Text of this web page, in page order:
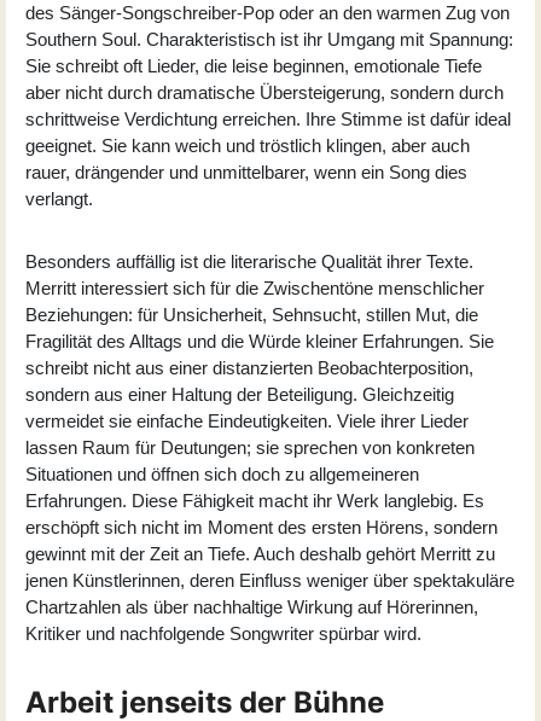
des Sänger-Songschreiber-Pop oder an den warmen Zug von
Southern Soul. Charakteristisch ist ihr Umgang mit Spannung:
Sie schreibt oft Lieder, die leise beginnen, emotionale Tiefe
aber nicht durch dramatische Übersteigerung, sondern durch
schrittweise Verdichtung erreichen. Ihre Stimme ist dafür ideal
geeignet. Sie kann weich und tröstlich klingen, aber auch
rauer, drängender und unmittelbarer, wenn ein Song dies
verlangt.
Besonders auffällig ist die literarische Qualität ihrer Texte.
Merritt interessiert sich für die Zwischentöne menschlicher
Beziehungen: für Unsicherheit, Sehnsucht, stillen Mut, die
Fragilität des Alltags und die Würde kleiner Erfahrungen. Sie
schreibt nicht aus einer distanzierten Beobachterposition,
sondern aus einer Haltung der Beteiligung. Gleichzeitig
vermeidet sie einfache Eindeutigkeiten. Viele ihrer Lieder
lassen Raum für Deutungen; sie sprechen von konkreten
Situationen und öffnen sich doch zu allgemeineren
Erfahrungen. Diese Fähigkeit macht ihr Werk langlebig. Es
erschöpft sich nicht im Moment des ersten Hörens, sondern
gewinnt mit der Zeit an Tiefe. Auch deshalb gehört Merritt zu
jenen Künstlerinnen, deren Einfluss weniger über spektakuläre
Chartzahlen als über nachhaltige Wirkung auf Hörerinnen,
Kritiker und nachfolgende Songwriter spürbar wird.
Arbeit jenseits der Bühne